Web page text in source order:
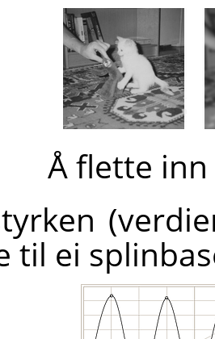
Å flette
til ei